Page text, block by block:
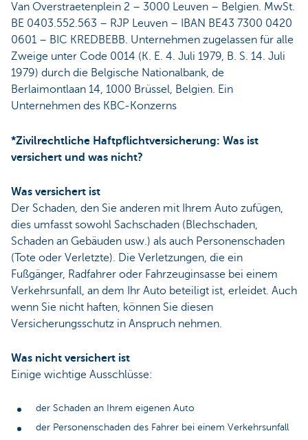
Van Overstraetenplein 2 – 3000 Leuven – Belgien. MwSt.
BE 0403.552.563 – RJP Leuven – IBAN BE43 7300 0420
0601 – BIC KREDBEBB. Unternehmen zugelassen für alle
Zweige unter Code 0014 (K. E. 4. Juli 1979, B. S. 14. Juli
1979) durch die Belgische Nationalbank, de
Berlaimontlaan 14, 1000 Brüssel, Belgien. Ein
Unternehmen des KBC-Konzerns
*Zivilrechtliche Haftpflichtversicherung: Was ist
versichert und was nicht?
Was versichert ist
Der Schaden, den Sie anderen mit Ihrem Auto zufügen,
dies umfasst sowohl Sachschaden (Blechschaden,
Schaden an Gebäuden usw.) als auch Personenschaden
(Tote oder Verletzte). Die Verletzungen, die ein
Fußgänger, Radfahrer oder Fahrzeuginsasse bei einem
Verkehrsunfall, an dem Ihr Auto beteiligt ist, erleidet. Auch
wenn Sie nicht haften, können Sie diesen
Versicherungsschutz in Anspruch nehmen.
Was nicht versichert ist
Einige wichtige Ausschlüsse:
der Schaden an Ihrem eigenen Auto
der Personenschaden des Fahrer bei einem Verkehrsunfall